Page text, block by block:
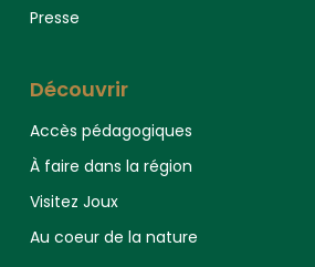
Presse
Découvrir
Accès pédagogiques
À faire dans la région
Visitez Joux
Au coeur de la nature